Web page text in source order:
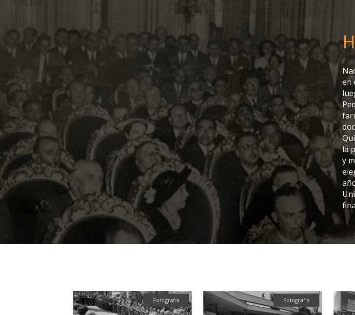
en
la
y
Fotografía Fotografía